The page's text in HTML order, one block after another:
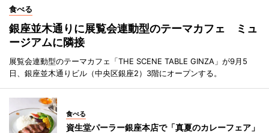
食べる
銀座並木通りに展覧会連動型のテーマカフェ ミュ
ージアムに隣接
展覧会連動型のテーマカフェ「THE SCENE TABLE GINZA」が9月5
日、銀座並木通りビル（中央区銀座2）3階にオープンする。
食べる
資生堂パーラー銀座本店で「真夏のカレーフェア」